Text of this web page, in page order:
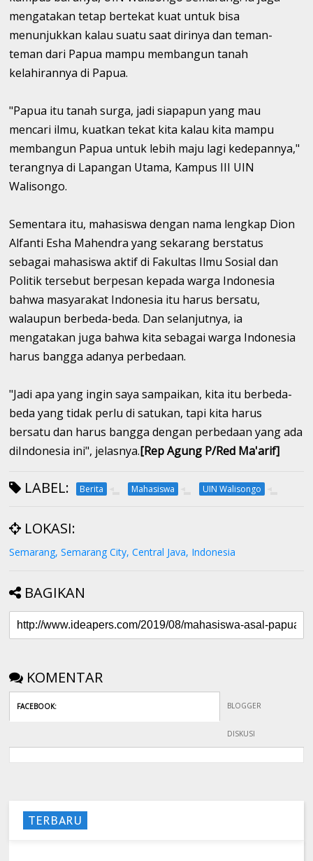
mengatakan tetap bertekat kuat untuk bisa
menunjukkan kalau suatu saat dirinya dan teman-
teman dari Papua mampu membangun tanah
kelahirannya di Papua.
"Papua itu tanah surga, jadi siapapun yang mau
mencari ilmu, kuatkan tekat kita kalau kita mampu
membangun Papua untuk lebih maju lagi kedepannya,"
terangnya di Lapangan Utama, Kampus III UIN
Walisongo.
Sementara itu, mahasiswa dengan nama lengkap Dion
Alfanti Esha Mahendra yang sekarang berstatus
sebagai mahasiswa aktif di Fakultas Ilmu Sosial dan
Politik tersebut berpesan kepada warga Indonesia
bahwa masyarakat Indonesia itu harus bersatu,
walaupun berbeda-beda. Dan selanjutnya, ia
mengatakan juga bahwa kita sebagai warga Indonesia
harus bangga adanya perbedaan.
"Jadi apa yang ingin saya sampaikan, kita itu berbeda-
beda yang tidak perlu di satukan, tapi kita harus
bersatu dan harus bangga dengan perbedaan yang ada
diIndonesia ini", jelasnya.[Rep Agung P/Red Ma'arif]
LABEL: Berita Mahasiswa UIN Walisongo
LOKASI:
Semarang, Semarang City, Central Java, Indonesia
BAGIKAN
KOMENTAR
FACEBOOK: BLOGGER
DISKUSI
TERBARU